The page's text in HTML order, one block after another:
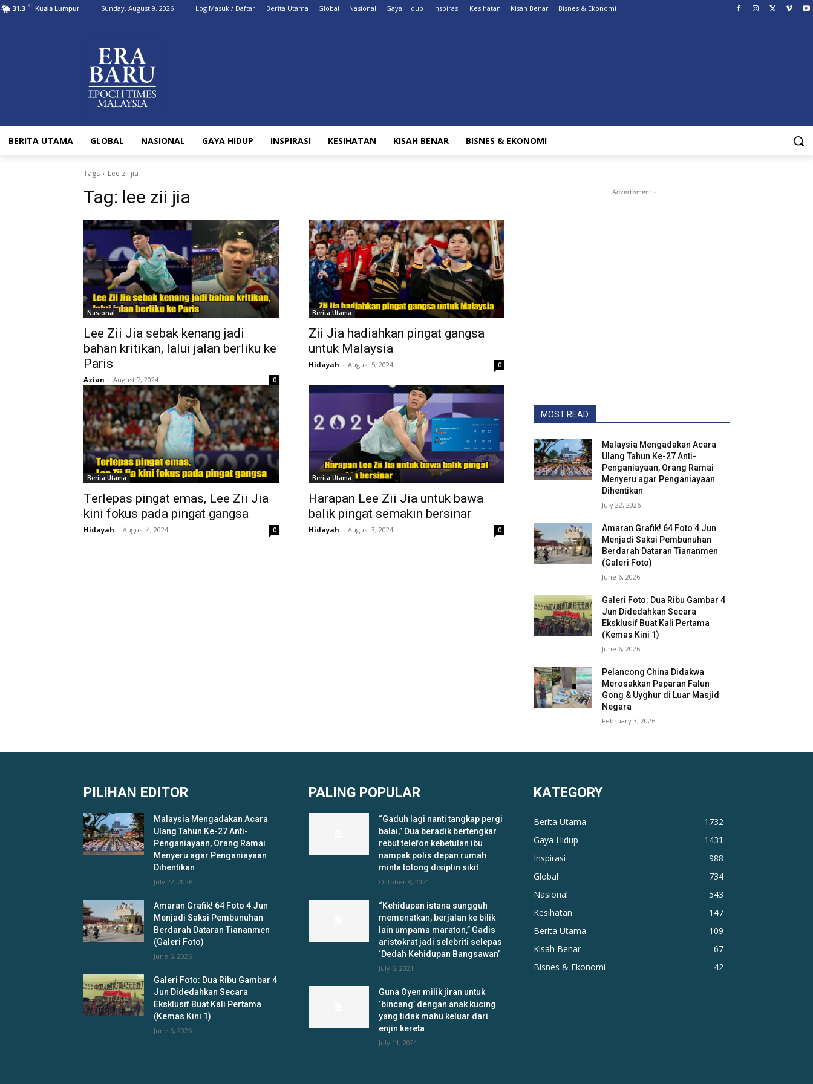
31.3 C Kuala Lumpur Sunday, August 9, 2026 Log Masuk / Daftar Berita Utama Global Nasional Gaya Hidup Inspirasi Kesihatan Kisah Benar Bisnes & Ekonomi
BERITA UTAMA GLOBAL NASIONAL GAYA HIDUP INSPIRASI KESIHATAN KISAH BENAR BISNES & EKONOMI
Tags Lee zii jia
Tag: lee zii jia
Nasional
Lee Zii Jia sebak kenang jadi
bahan kritikan, lalui jalan berliku ke
Paris
Azian - August 7, 2024 0
Berita Utama
Zii Jia hadiahkan pingat gangsa
untuk Malaysia
Hidayah - August 5, 2024 0
Berita Utama
Terlepas pingat emas, Lee Zii Jia
kini fokus pada pingat gangsa
Hidayah - August 4, 2024 0
Berita Utama
Harapan Lee Zii Jia untuk bawa
balik pingat semakin bersinar
Hidayah - August 3, 2024 0
- Advertisment -
MOST READ
Malaysia Mengadakan Acara
Ulang Tahun Ke-27 Anti-
Penganiayaan, Orang Ramai
Menyeru agar Penganiayaan
Dihentikan
July 22, 2026
Amaran Grafik! 64 Foto 4 Jun
Menjadi Saksi Pembunuhan
Berdarah Dataran Tiananmen
(Galeri Foto)
June 6, 2026
Galeri Foto: Dua Ribu Gambar 4
Jun Didedahkan Secara
Eksklusif Buat Kali Pertama
(Kemas Kini 1)
June 6, 2026
Pelancong China Didakwa
Merosakkan Paparan Falun
Gong & Uyghur di Luar Masjid
Negara
February 3, 2026
PILIHAN EDITOR
Malaysia Mengadakan Acara
Ulang Tahun Ke-27 Anti-
Penganiayaan, Orang Ramai
Menyeru agar Penganiayaan
Dihentikan
July 22, 2026
Amaran Grafik! 64 Foto 4 Jun
Menjadi Saksi Pembunuhan
Berdarah Dataran Tiananmen
(Galeri Foto)
June 6, 2026
Galeri Foto: Dua Ribu Gambar 4
Jun Didedahkan Secara
Eksklusif Buat Kali Pertama
(Kemas Kini 1)
June 6, 2026
PALING POPULAR
“Gaduh lagi nanti tangkap pergi
balai,” Dua beradik bertengkar
rebut telefon kebetulan ibu
nampak polis depan rumah
minta tolong disiplin sikit
October 8, 2021
“Kehidupan istana sungguh
memenatkan, berjalan ke bilik
lain umpama maraton,” Gadis
aristokrat jadi selebriti selepas
‘Dedah Kehidupan Bangsawan’
July 6, 2021
Guna Oyen milik jiran untuk
‘bincang’ dengan anak kucing
yang tidak mahu keluar dari
enjin kereta
July 11, 2021
KATEGORY
Berita Utama
1732
Gaya Hidup
1431
Inspirasi
988
Global
734
Nasional
543
Kesihatan
147
Berita Utama
109
Kisah Benar
67
Bisnes & Ekonomi
42